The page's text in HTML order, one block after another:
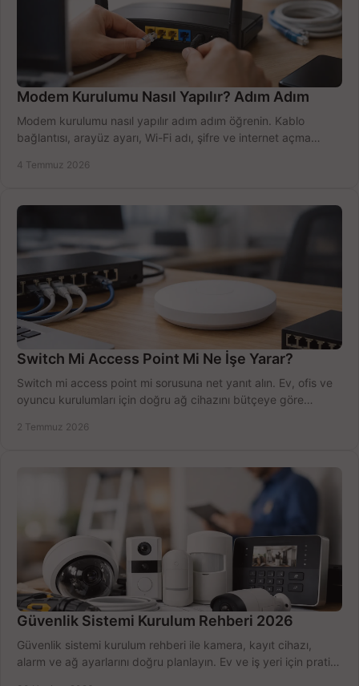
Modem Kurulumu Nasıl Yapılır? Adım Adım
Modem kurulumu nasıl yapılır adım adım öğrenin. Kablo
bağlantısı, arayüz ayarı, Wi-Fi adı, şifre ve internet açma
4 Temmuz 2026
Switch Mi Access Point Mi Ne İşe Yarar?
Switch mi access point mi sorusuna net yanıt alın. Ev, ofis ve
oyuncu kurulumları için doğru ağ cihazını bütçeye göre
2 Temmuz 2026
Güvenlik Sistemi Kurulum Rehberi 2026
Güvenlik sistemi kurulum rehberi ile kamera, kayıt cihazı,
alarm ve ağ ayarlarını doğru planlayın. Ev ve iş yeri için pratik